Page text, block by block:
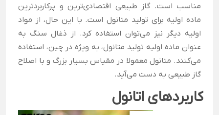
مناسب است. گاز طبیعی اقتصادی‌ترین و پرکاربردترین
ماده اولیه برای تولید متانول است. با این حال، از مواد
اولیه دیگر نیز می‌توان استفاده کرد. از ذغال سنگ به
عنوان ماده اولیه تولید متانول، به ویژه در چین، استفاده
می‌کنند. متانول معمولا در مقیاس بسیار بزرگ و با اصلاح
گاز طبیعی به دست می‌آید.
کاربردهای اتانول